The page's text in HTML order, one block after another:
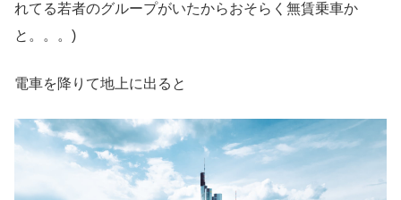
れてる若者のグループがいたからおそらく無賃乗車か
と。。。)
電車を降りて地上に出ると